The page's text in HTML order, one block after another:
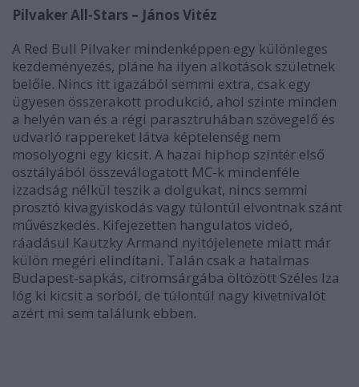
Pilvaker All-Stars – János Vitéz
A Red Bull Pilvaker mindenképpen egy különleges
kezdeményezés, pláne ha ilyen alkotások születnek
belőle. Nincs itt igazából semmi extra, csak egy
ügyesen összerakott produkció, ahol szinte minden
a helyén van és a régi parasztruhában szövegelő és
udvarló rappereket látva képtelenség nem
mosolyogni egy kicsit. A hazai hiphop színtér első
osztályából összeválogatott MC-k mindenféle
izzadság nélkül teszik a dolgukat, nincs semmi
prosztó kivagyiskodás vagy túlontúl elvontnak szánt
művészkedés. Kifejezetten hangulatos videó,
ráadásul Kautzky Armand nyitójelenete miatt már
külön megéri elindítani. Talán csak a hatalmas
Budapest-sapkás, citromsárgába öltözött Széles Iza
lóg ki kicsit a sorból, de túlontúl nagy kivetnivalót
azért mi sem találunk ebben.